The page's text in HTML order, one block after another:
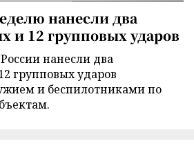
нанесли два
и 12 групповых ударов
нанесли два
групповых ударов
и беспилотниками по